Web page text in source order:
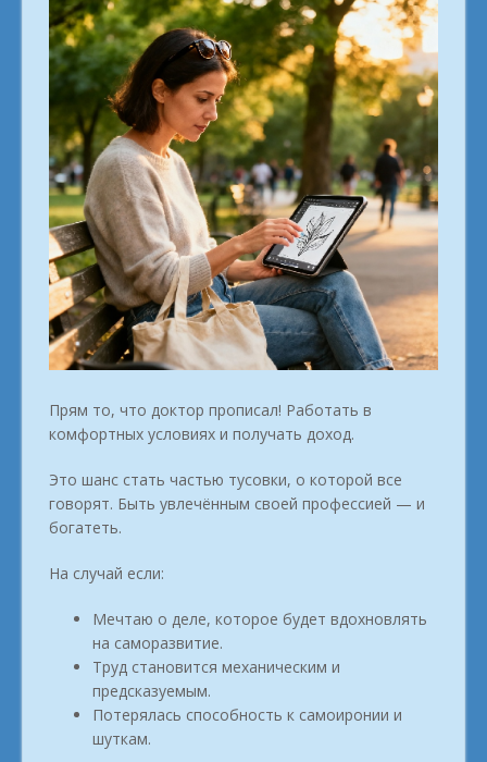
Прям то, что доктор прописал! Работать в
комфортных условиях и получать доход.
Это шанс стать частью тусовки, о которой все
говорят. Быть увлечённым своей профессией — и
богатеть.
На случай если:
Мечтаю о деле, которое будет вдохновлять
на саморазвитие.
Труд становится механическим и
предсказуемым.
Потерялась способность к самоиронии и
шуткам.